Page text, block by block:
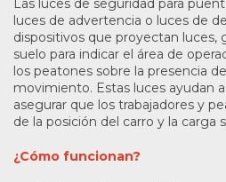
luces de advertencia o luces de
dispositivos que proyectan luces,
suelo para indicar el área de
los peatones sobre la presencia
movimiento. Estas luces ayudan
asegurar que los trabajadores y
de la posición del carro y la carga
¿Cómo funcionan?